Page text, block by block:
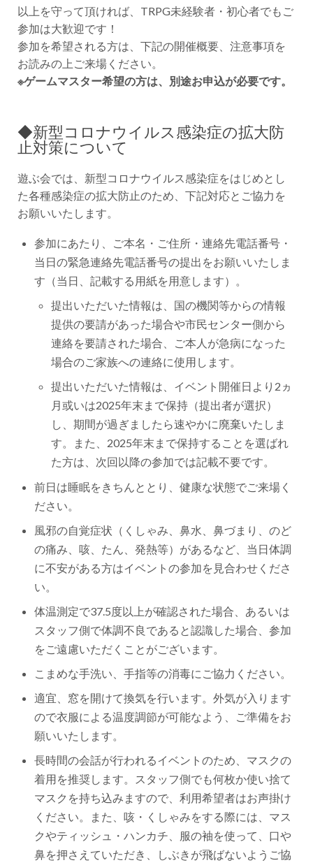
以上を守って頂ければ、TRPG未経験者・初心者でもご
参加は大歓迎です！
参加を希望される方は、下記の開催概要、注意事項を
お読みの上ご来場ください。
※ゲームマスター希望の方は、別途お申込が必要です。
◆新型コロナウイルス感染症の拡大防
止対策について
遊ぶ会では、新型コロナウイルス感染症をはじめとし
た各種感染症の拡大防止のため、下記対応とご協力を
お願いいたします。
参加にあたり、ご本名・ご住所・連絡先電話番号・
当日の緊急連絡先電話番号の提出をお願いいたしま
す（当日、記載する用紙を用意します）。
提出いただいた情報は、国の機関等からの情報
提供の要請があった場合や市民センター側から
連絡を要請された場合、ご本人が急病になった
場合のご家族への連絡に使用します。
提出いただいた情報は、イベント開催日より2ヵ
月或いは2025年末まで保持（提出者が選択）
し、期間が過ぎましたら速やかに廃棄いたしま
す。また、2025年末まで保持することを選ばれ
た方は、次回以降の参加では記載不要です。
前日は睡眠をきちんととり、健康な状態でご来場く
ださい。
風邪の自覚症状（くしゃみ、鼻水、鼻づまり、のど
の痛み、咳、たん、発熱等）があるなど、当日体調
に不安がある方はイベントの参加を見合わせくださ
い。
体温測定で37.5度以上が確認された場合、あるいは
スタッフ側で体調不良であると認識した場合、参加
をご遠慮いただくことがございます。
こまめな手洗い、手指等の消毒にご協力ください。
適宜、窓を開けて換気を行います。外気が入ります
ので衣服による温度調節が可能なよう、ご準備をお
願いいたします。
長時間の会話が行われるイベントのため、マスクの
着用を推奨します。スタッフ側でも何枚か使い捨て
マスクを持ち込みますので、利用希望者はお声掛け
ください。また、咳・くしゃみをする際には、マス
クやティッシュ・ハンカチ、服の袖を使って、口や
鼻を押さえていただき、しぶきが飛ばないようご協